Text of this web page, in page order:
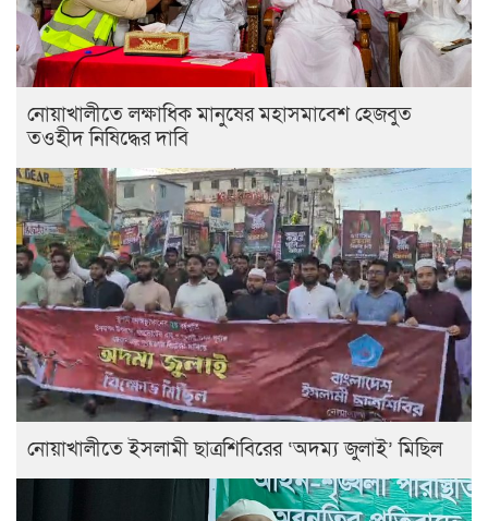
নোয়াখালীতে লক্ষাধিক মানুষের মহাসমাবেশ হেজবুত
তওহীদ নিষিদ্ধের দাবি
নোয়াখালীতে ইসলামী ছাত্রশিবিরের ‘অদম্য জুলাই’ মিছিল